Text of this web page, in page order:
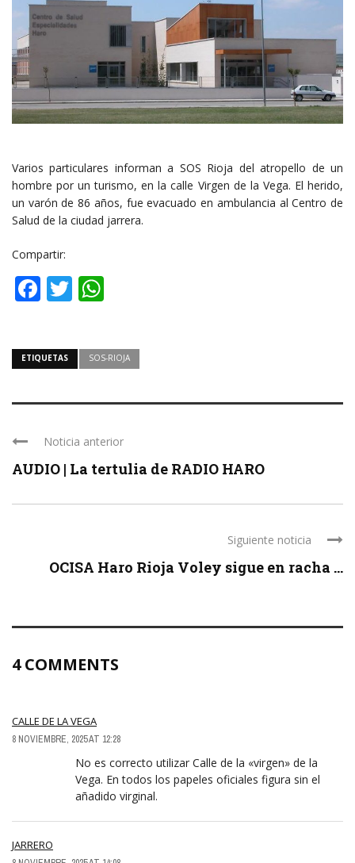
Varios particulares informan a SOS Rioja del atropello de un
hombre por un turismo, en la calle Virgen de la Vega. El herido,
un varón de 86 años, fue evacuado en ambulancia al Centro de
Salud de la ciudad jarrera.
Compartir:
Facebook
Twitter
ETIQUETAS SOS-RIOJA
Noticia anterior
AUDIO | La tertulia de RADIO HARO
Siguiente noticia
OCISA Haro Rioja Voley sigue en racha ...
4 COMMENTS
CALLE DE LA VEGA
8 NOVIEMBRE, 2025 AT 12:28
No es correcto utilizar Calle de la «virgen» de la
Vega. En todos los papeles oficiales figura sin el
añadido virginal.
JARRERO